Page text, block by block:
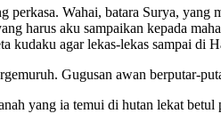
perkasa. Wahai, batara Surya,
harus aku sampaikan kepada
kudaku agar lekas-lekas sampai di
Gugusan awan berputar-
yang ia temui di hutan lekat